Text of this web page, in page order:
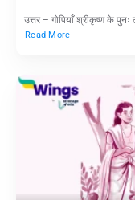
उत्तर – गोपियाँ श्रीकृष्ण के
Read More